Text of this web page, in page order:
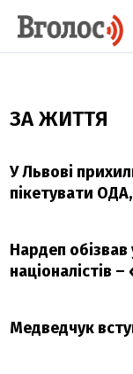
ЗА ЖИТТЯ
У Львові
пікетувати
Нардеп обізвав
націоналістів
Медведчук